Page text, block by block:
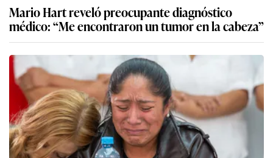
Mario Hart reveló preocupante diagnóstico
médico: “Me encontraron un tumor en la cabeza”